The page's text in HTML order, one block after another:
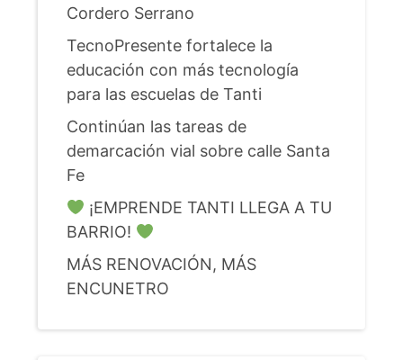
Cordero Serrano
TecnoPresente fortalece la
educación con más tecnología
para las escuelas de Tanti
Continúan las tareas de
demarcación vial sobre calle Santa
Fe
¡EMPRENDE TANTI LLEGA A TU
BARRIO!
MÁS RENOVACIÓN, MÁS
ENCUNETRO